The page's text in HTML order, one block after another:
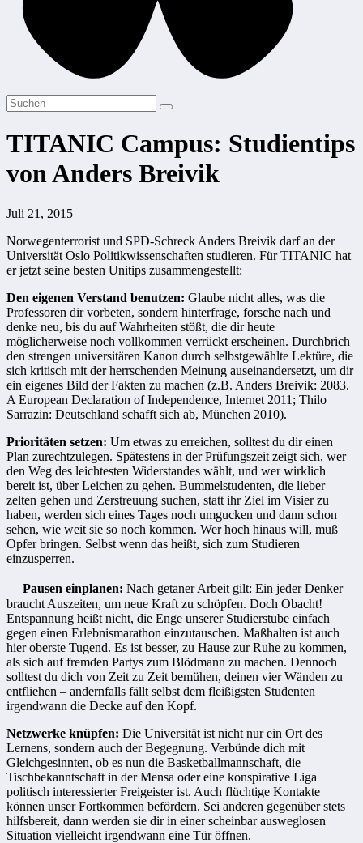
TITANIC Campus: Studientips
von Anders Breivik
Juli 21, 2015
Norwegenterrorist und SPD-Schreck Anders Breivik darf an der
Universität Oslo Politikwissenschaften studieren. Für TITANIC hat
er jetzt seine besten Unitips zusammengestellt:
Den eigenen Verstand benutzen: Glaube nicht alles, was die
Professoren dir vorbeten, sondern hinterfrage, forsche nach und
denke neu, bis du auf Wahrheiten stößt, die dir heute
möglicherweise noch vollkommen verrückt erscheinen. Durchbrich
den strengen universitären Kanon durch selbstgewählte Lektüre, die
sich kritisch mit der herrschenden Meinung auseinandersetzt, um dir
ein eigenes Bild der Fakten zu machen (z.B. Anders Breivik: 2083.
A European Declaration of Independence, Internet 2011; Thilo
Sarrazin: Deutschland schafft sich ab, München 2010).
Prioritäten setzen: Um etwas zu erreichen, solltest du dir einen
Plan zurechtzulegen. Spätestens in der Prüfungszeit zeigt sich, wer
den Weg des leichtesten Widerstandes wählt, und wer wirklich
bereit ist, über Leichen zu gehen. Bummelstudenten, die lieber
zelten gehen und Zerstreuung suchen, statt ihr Ziel im Visier zu
haben, werden sich eines Tages noch umgucken und dann schon
sehen, wie weit sie so noch kommen. Wer hoch hinaus will, muß
Opfer bringen. Selbst wenn das heißt, sich zum Studieren
einzusperren.
Pausen einplanen: Nach getaner Arbeit gilt: Ein jeder Denker
braucht Auszeiten, um neue Kraft zu schöpfen. Doch Obacht!
Entspannung heißt nicht, die Enge unserer Studierstube einfach
gegen einen Erlebnismarathon einzutauschen. Maßhalten ist auch
hier oberste Tugend. Es ist besser, zu Hause zur Ruhe zu kommen,
als sich auf fremden Partys zum Blödmann zu machen. Dennoch
solltest du dich von Zeit zu Zeit bemühen, deinen vier Wänden zu
entfliehen – andernfalls fällt selbst dem fleißigsten Studenten
irgendwann die Decke auf den Kopf.
Netzwerke knüpfen: Die Universität ist nicht nur ein Ort des
Lernens, sondern auch der Begegnung. Verbünde dich mit
Gleichgesinnten, ob es nun die Basketballmannschaft, die
Tischbekanntschaft in der Mensa oder eine konspirative Liga
politisch interessierter Freigeister ist. Auch flüchtige Kontakte
können unser Fortkommen befördern. Sei anderen gegenüber stets
hilfsbereit, dann werden sie dir in einer scheinbar ausweglosen
Situation vielleicht irgendwann eine Tür öffnen.